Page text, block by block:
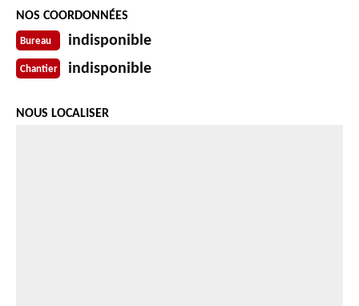
NOS COORDONNÉES
Bureau indisponible
Chantier indisponible
NOUS LOCALISER